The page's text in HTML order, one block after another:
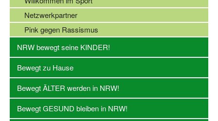
Log-in "Vereine"
Qualifizierung
SSB Qualifizierungen
Übersicht Qualifizierungswege
Qualifizierung im Vereinsmanagement
Fachtag Bildung braucht Bewegung
Netzwerkpartner
Pink gegen Rassismus
NRW bewegt seine KINDER!
Bewegt zu Hause
Bewegt ÄLTER werden in NRW!
Bewegt GESUND bleiben in NRW!